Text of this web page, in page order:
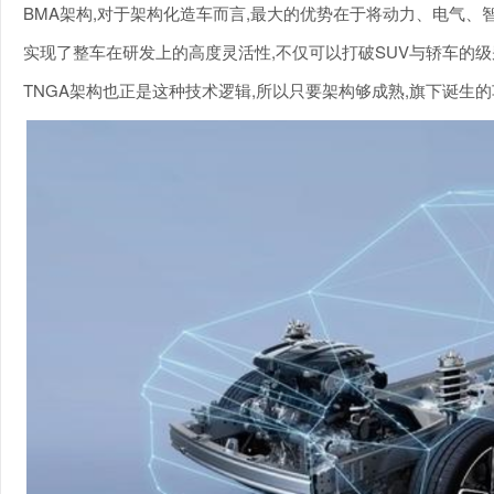
BMA架构,对于架构化造车而言,最大的优势在于将动力、电气
实现了整车在研发上的高度灵活性,不仅可以打破SUV与轿车的
TNGA架构也正是这种技术逻辑,所以只要架构够成熟,旗下诞生